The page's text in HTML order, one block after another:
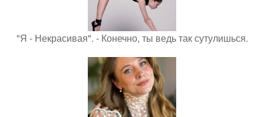
"Я - Некрасивая". - Конечно, ты ведь так сутулишься.